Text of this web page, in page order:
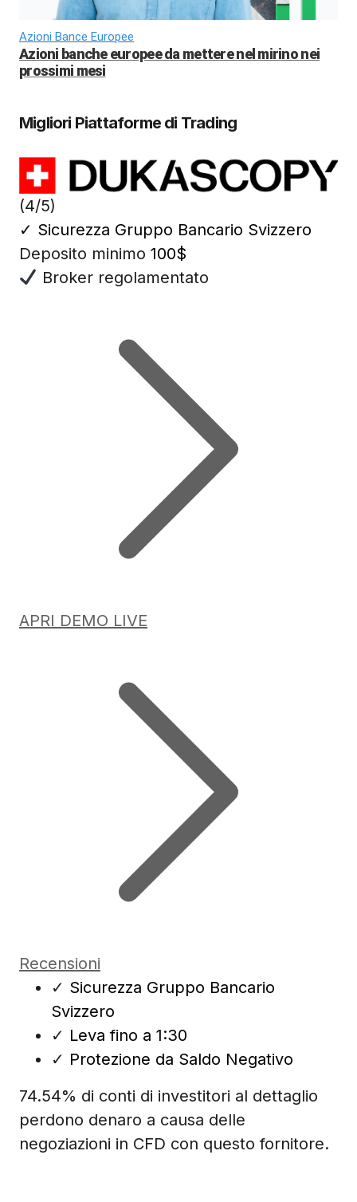
Azioni Bance Europee
Azioni banche europee da mettere nel mirino nei
prossimi mesi
Migliori Piattaforme di Trading
(4/5)
✓ Sicurezza Gruppo Bancario Svizzero
Deposito minimo 100$
Broker regolamentato
APRI DEMO LIVE
Recensioni
✓ Sicurezza Gruppo Bancario
Svizzero
✓ Leva fino a 1:30
✓ Protezione da Saldo Negativo
74.54% di conti di investitori al dettaglio
perdono denaro a causa delle
negoziazioni in CFD con questo fornitore.